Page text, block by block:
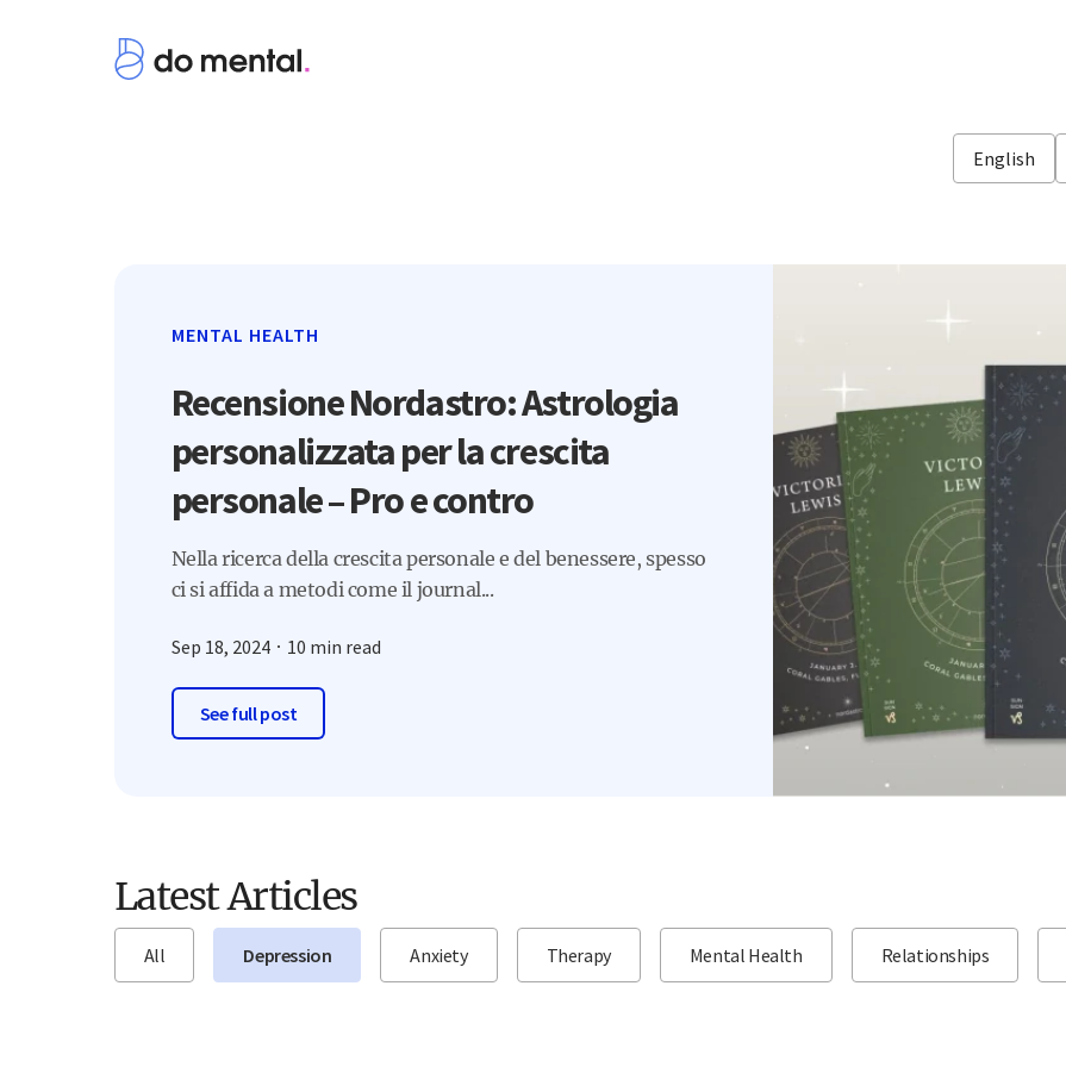
English
MENTAL HEALTH
Recensione Nordastro: Astrologia
personalizzata per la crescita
personale – Pro e contro
Nella ricerca della crescita personale e del benessere, spesso
ci si affida a metodi come il journal...
Sep 18, 2024 10 min read
See full post
Latest Articles
All Depression Anxiety Therapy Mental Health Relationships